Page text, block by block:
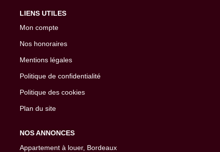
LIENS UTILES
Mon compte
Nos honoraires
Mentions légales
Politique de confidentialité
Politique des cookies
Plan du site
NOS ANNONCES
Appartement à louer, Bordeaux